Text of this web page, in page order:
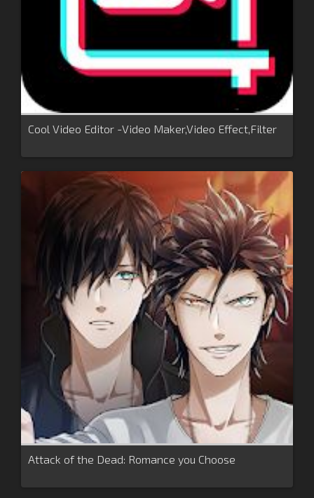
Cool Video Editor -Video Maker,Video Effect,Filter
Attack of the Dead: Romance you Choose